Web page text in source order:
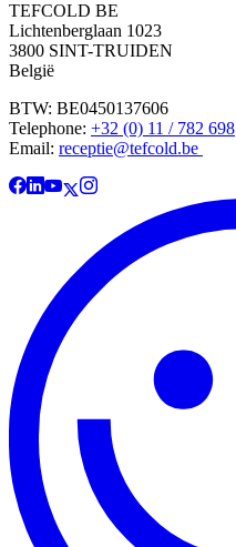
TEFCOLD BE
Lichtenberglaan 1023
3800 SINT-TRUIDEN
België
BTW: BE0450137606
Telephone: +32 (0) 11 / 782 698
Email: receptie@tefcold.be